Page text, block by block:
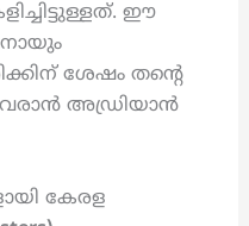
ഈ
ശേഷം തന്റെ
വരാൻ അഡ്രിയാൻ
കേരള